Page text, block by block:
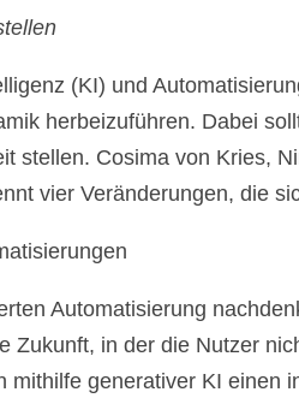
(KI) und
herbeizuführen. Dabei
stellen. Cosima von Kries,
vier Veränderungen, die
Automatisierung
Zukunft, in der die Nutzer
generativer KI